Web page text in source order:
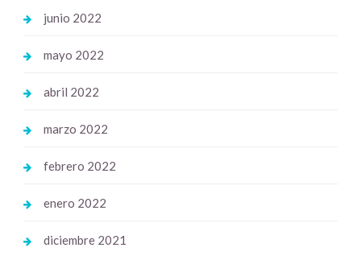
junio 2022
mayo 2022
abril 2022
marzo 2022
febrero 2022
enero 2022
diciembre 2021